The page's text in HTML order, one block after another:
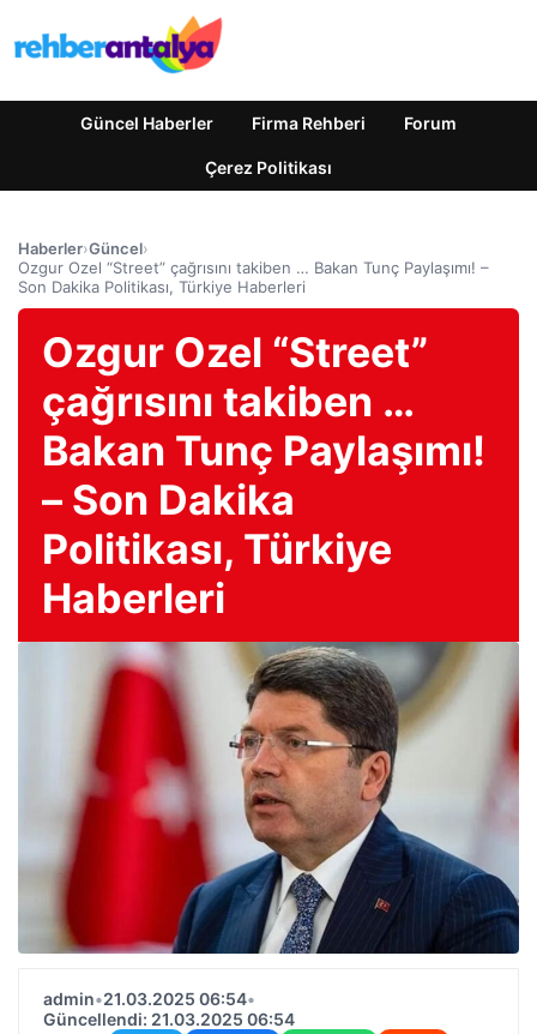
Güncel Haberler Firma Rehberi Forum
Çerez Politikası
Haberler›Güncel›
Ozgur Ozel “Street” çağrısını takiben … Bakan Tunç Paylaşımı! –
Son Dakika Politikası, Türkiye Haberleri
Ozgur Ozel “Street”
çağrısını takiben …
Bakan Tunç Paylaşımı!
– Son Dakika
Politikası, Türkiye
Haberleri
admin•21.03.2025 06:54•
Güncellendi: 21.03.2025 06:54